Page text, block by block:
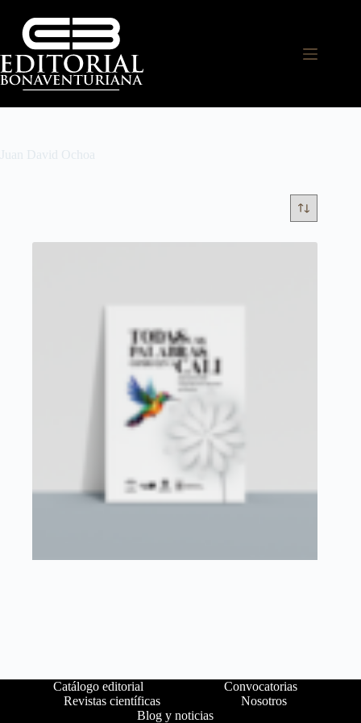
Juan David Ochoa
Catálogo editorial
Convocatorias
Revistas científicas
Nosotros
Blog y noticias